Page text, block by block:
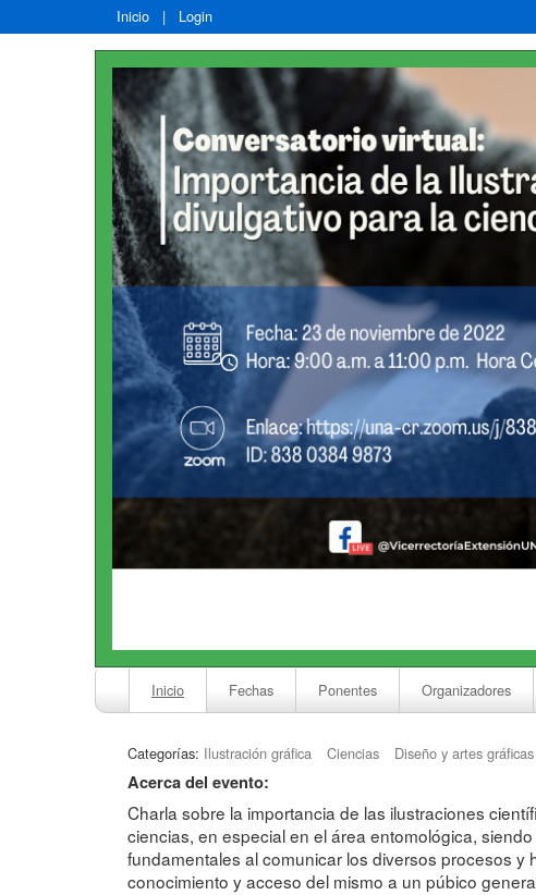
Inicio | Login
Inicio Fechas Ponentes Organizadores
Categorías: Ilustración gráfica Ciencias Diseño y artes gráficas
Acerca del evento:
Charla sobre la importancia de las ilustraciones
ciencias, en especial en el área entomológica,
fundamentales al comunicar los diversos procesos y
conocimiento y acceso del mismo a un púbico